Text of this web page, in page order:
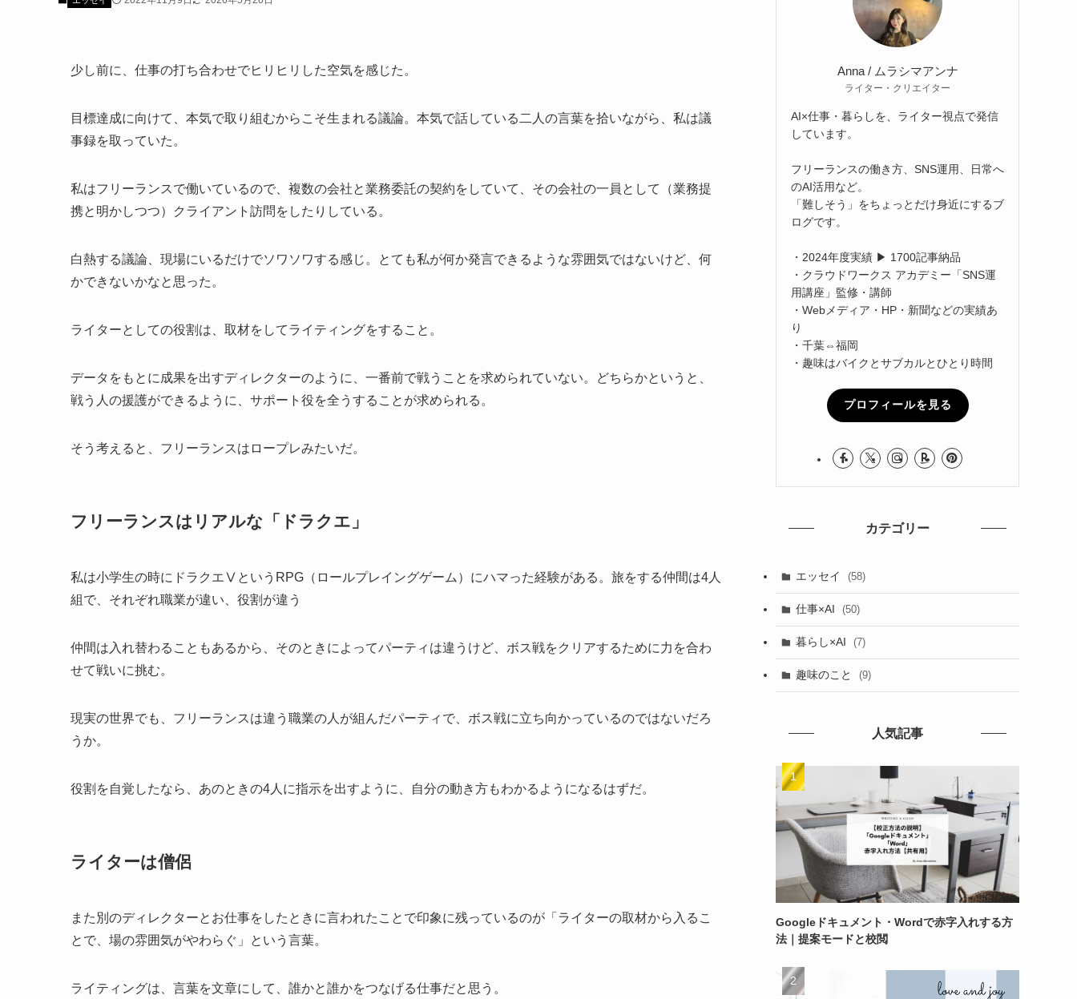
少し前に、仕事の打ち合わせでヒリヒリした空気を感じた。
目標達成に向けて、本気で取り組むからこそ生まれる議論。本気で話している二人の言葉を拾いながら、私は議
事録を取っていた。
私はフリーランスで働いているので、複数の会社と業務委託の契約をしていて、その会社の一員として（業務提
携と明かしつつ）クライアント訪問をしたりしている。
白熱する議論、現場にいるだけでソワソワする感じ。とても私が何か発言できるような雰囲気ではないけど、何
かできないかなと思った。
ライターとしての役割は、取材をしてライティングをすること。
データをもとに成果を出すディレクターのように、一番前で戦うことを求められていない。どちらかというと、
戦う人の援護ができるように、サポート役を全うすることが求められる。
そう考えると、フリーランスはロープレみたいだ。
フリーランスはリアルな「ドラクエ」
私は小学生の時にドラクエⅤというRPG（ロールプレイングゲーム）にハマった経験がある。旅をする仲間は4人
組で、それぞれ職業が違い、役割が違う
仲間は入れ替わることもあるから、そのときによってパーティは違うけど、ボス戦をクリアするために力を合わ
せて戦いに挑む。
現実の世界でも、フリーランスは違う職業の人が組んだパーティで、ボス戦に立ち向かっているのではないだろ
うか。
役割を自覚したなら、あのときの4人に指示を出すように、自分の動き方もわかるようになるはずだ。
ライターは僧侶
また別のディレクターとお仕事をしたときに言われたことで印象に残っているのが「ライターの取材から入るこ
とで、場の雰囲気がやわらぐ」という言葉。
ライティングは、言葉を文章にして、誰かと誰かをつなげる仕事だと思う。
Anna / ムラシマアンナ
ライター・クリエイター
AI×仕事・暮らしを、ライター視点で発信
しています。
フリーランスの働き方、SNS運用、日常へ
のAI活用など。
「難しそう」をちょっとだけ身近にするブ
ログです。
・2024年度実績 ▶ 1700記事納品
・クラウドワークス アカデミー「SNS運
用講座」監修・講師
・Webメディア・HP・新聞などの実績あ
り
・千葉⇔福岡
・趣味はバイクとサブカルとひとり時間
プロフィールを見る
カテゴリー
エッセイ (58)
仕事×AI (50)
暮らし×AI (7)
趣味のこと (9)
人気記事
Googleドキュメント・Wordで赤字入れする方
法｜提案モードと校閲